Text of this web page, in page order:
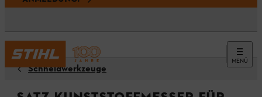
MENÜ
Schneidwerkzeuge